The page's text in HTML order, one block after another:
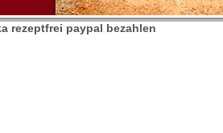
rezeptfrei paypal bezahlen